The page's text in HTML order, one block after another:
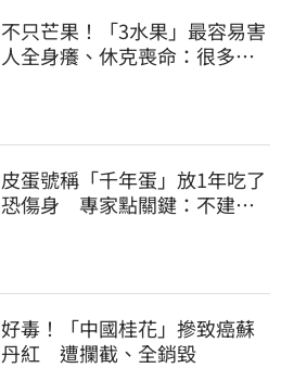
不只芒果！「3水果」最容易害
人全身癢、休克喪命：很多人
皮蛋號稱「千年蛋」放1年吃了
恐傷身 專家點關鍵：不建議
好毒！「中國桂花」摻致癌蘇
丹紅 遭攔截、全銷毀